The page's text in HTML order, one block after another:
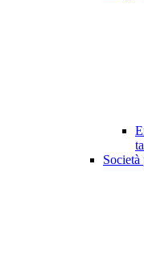
Società